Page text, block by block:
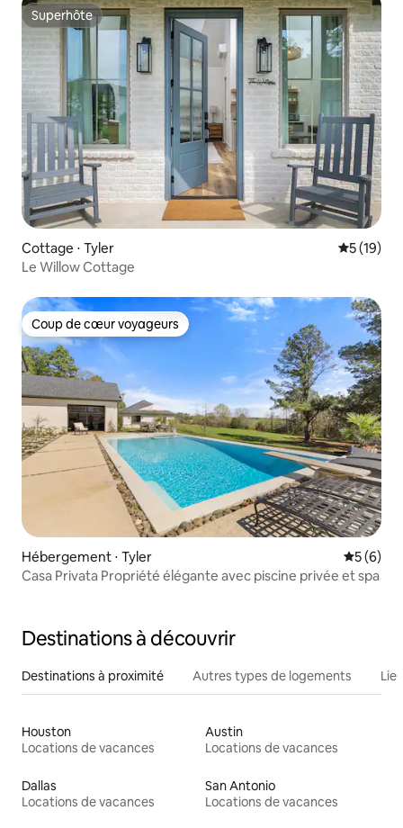
Superhôte
Superhôte
Cottage ⋅ Tyler
5 (19)
Le Willow Cottage
Coup de cœur voyageurs
Coup de cœur voyageurs
Hébergement ⋅ Tyler
5 (6)
Casa Privata Propriété élégante avec piscine privée et spa
Destinations à découvrir
Destinations à proximité Autres types de logements
Houston
Locations de vacances
Austin
Locations de vacances
Dallas
Locations de vacances
San Antonio
Locations de vacances